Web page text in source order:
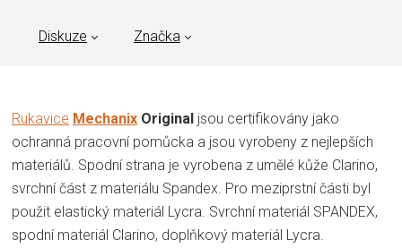
Diskuze Značka
Rukavice Mechanix Original jsou certifikovány jako
ochranná pracovní pomůcka a jsou vyrobeny z nejlepších
materiálů. Spodní strana je vyrobena z umělé kůže Clarino,
svrchní část z materiálu Spandex. Pro meziprstní části byl
použit elastický materiál Lycra. Svrchní materiál SPANDEX,
spodní materiál Clarino, doplňkový materiál Lycra.